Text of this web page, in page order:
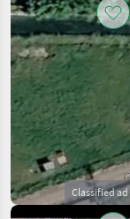
Classified ad